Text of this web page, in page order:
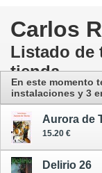
Carlos
Listado de
tienda
En este momento
instalaciones y 3
Aurora de
15.20 €
Delirio 26